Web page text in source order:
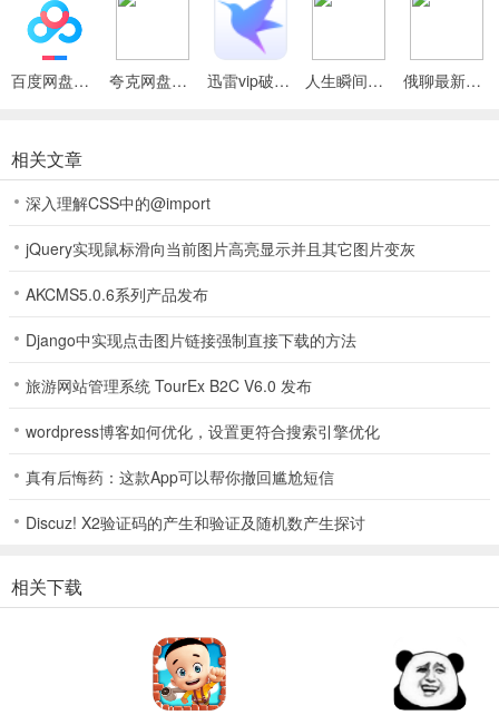
3、玩家能通过菜单增加货币使用，轻松获资源，提升战力与发展速
度，新手老玩家都能畅享乐趣，助力称霸战场。
百度网盘绿色免安装Pc电脑版 夸克网盘官方正式版 迅雷vip破解版永久会员2024版 人生瞬间最新手机版 俄聊最新手机版
相关文章
深入理解CSS中的@import
jQuery实现鼠标滑向当前图片高亮显示并且其它图片变灰
AKCMS5.0.6系列产品发布
Django中实现点击图片链接强制直接下载的方法
旅游网站管理系统 TourEx B2C V6.0 发布
wordpress博客如何优化，设置更符合搜索引擎优化
真有后悔药：这款App可以帮你撤回尴尬短信
Discuz! X2验证码的产生和验证及随机数产生探讨
相关下载